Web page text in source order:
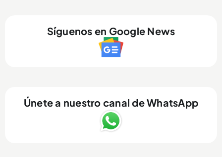
Síguenos en Google News
Únete a nuestro canal de WhatsApp